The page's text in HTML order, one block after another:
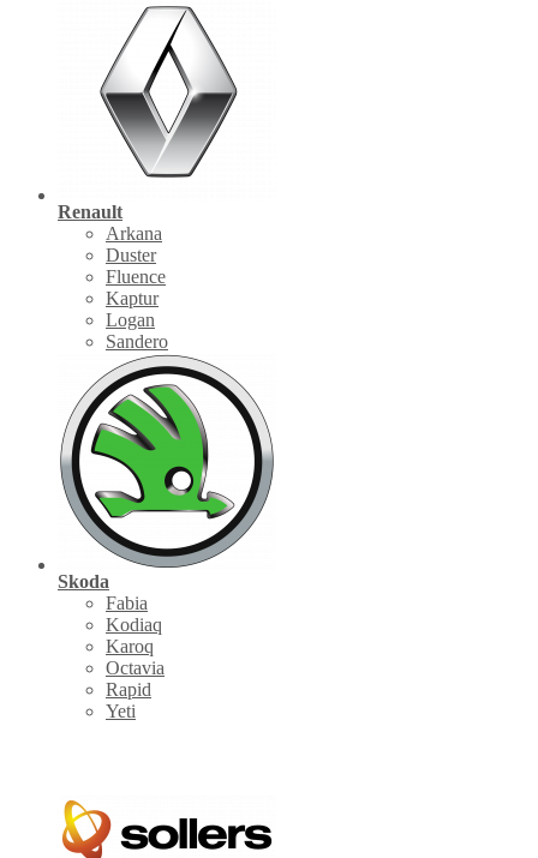
Renault
Arkana
Duster
Fluence
Kaptur
Logan
Sandero
Skoda
Fabia
Kodiaq
Karoq
Octavia
Rapid
Yeti